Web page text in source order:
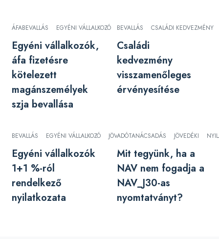
ÁFABEVALLÁS EGYÉNI VÁLLALKOZÓ MAGÁNSZEMÉLY ŐSTERMELŐ
Egyéni vállalkozók,
áfa fizetésre
kötelezett
magánszemélyek
szja bevallása
BEVALLÁS CSALÁDI KEDVEZMÉNY
Családi
kedvezmény
visszamenőleges
érvényesítése
BEVALLÁS EGYÉNI VÁLLALKOZÓ JÖVEDELEMADÓ
Egyéni vállalkozók
1+1 %-ról
rendelkező
nyilatkozata
ADÓTANÁCSADÁS JÖVEDÉKI
Mit tegyünk, ha a
NAV nem fogadja a
NAV_J30-as
nyomtatványt?